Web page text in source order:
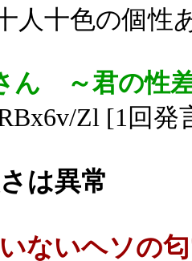
人十色の個性
ん ～君の性
Zl [1回発
は異常
ないヘソの